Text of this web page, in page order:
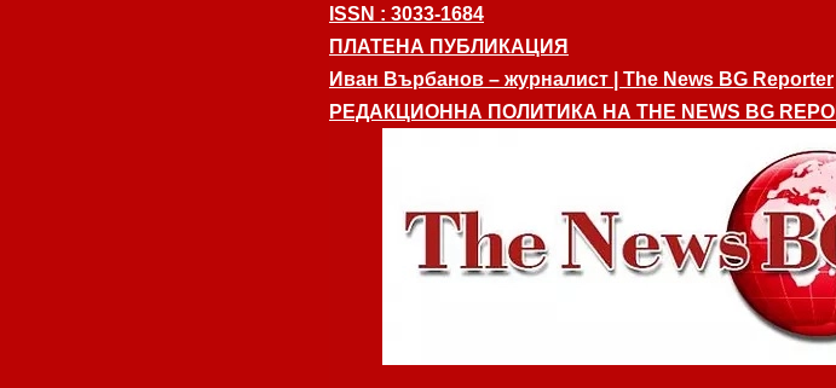
ISSN : 3033-1684
ПЛАТЕНА ПУБЛИКАЦИЯ
Иван Върбанов – журналист | The News BG Reporter
РЕДАКЦИОННА ПОЛИТИКА НА THE NEWS BG